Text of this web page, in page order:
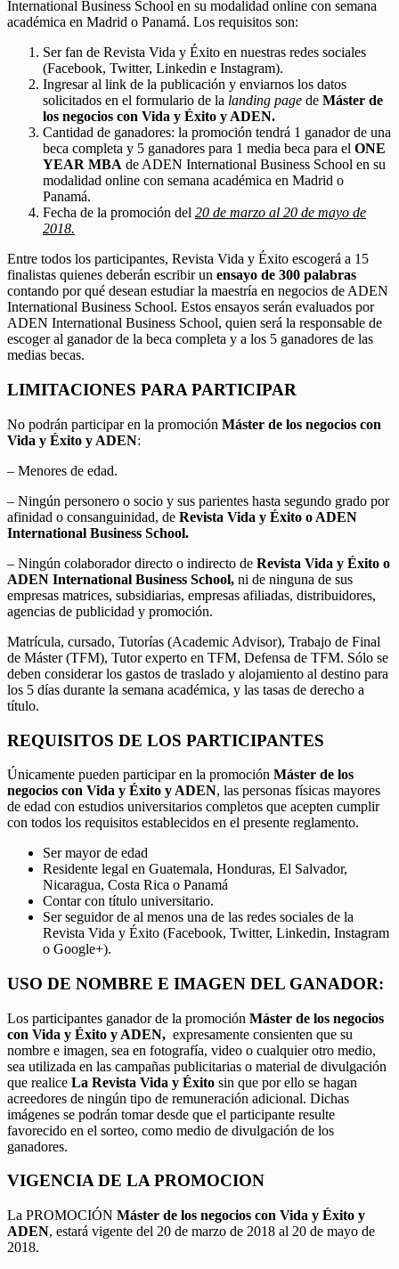
International Business School en su modalidad online con semana
académica en Madrid o Panamá. Los requisitos son:
Ser fan de Revista Vida y Éxito en nuestras redes sociales
(Facebook, Twitter, Linkedin e Instagram).
Ingresar al link de la publicación y enviarnos los datos
solicitados en el formulario de la landing page de Máster de
los negocios con Vida y Éxito y ADEN.
Cantidad de ganadores: la promoción tendrá 1 ganador de una
beca completa y 5 ganadores para 1 media beca para el ONE
YEAR MBA de ADEN International Business School en su
modalidad online con semana académica en Madrid o
Panamá.
Fecha de la promoción del 20 de marzo al 20 de mayo de
2018.
Entre todos los participantes, Revista Vida y Éxito escogerá a 15
finalistas quienes deberán escribir un ensayo de 300 palabras
contando por qué desean estudiar la maestría en negocios de ADEN
International Business School. Estos ensayos serán evaluados por
ADEN International Business School, quien será la responsable de
escoger al ganador de la beca completa y a los 5 ganadores de las
medias becas.
LIMITACIONES PARA PARTICIPAR
No podrán participar en la promoción Máster de los negocios con
Vida y Éxito y ADEN:
– Menores de edad.
– Ningún personero o socio y sus parientes hasta segundo grado por
afinidad o consanguinidad, de Revista Vida y Éxito o ADEN
International Business School.
– Ningún colaborador directo o indirecto de Revista Vida y Éxito o
ADEN International Business School, ni de ninguna de sus
empresas matrices, subsidiarias, empresas afiliadas, distribuidores,
agencias de publicidad y promoción.
Matrícula, cursado, Tutorías (Academic Advisor), Trabajo de Final
de Máster (TFM), Tutor experto en TFM, Defensa de TFM. Sólo se
deben considerar los gastos de traslado y alojamiento al destino para
los 5 días durante la semana académica, y las tasas de derecho a
título.
REQUISITOS DE LOS PARTICIPANTES
Únicamente pueden participar en la promoción Máster de los
negocios con Vida y Éxito y ADEN, las personas físicas mayores
de edad con estudios universitarios completos que acepten cumplir
con todos los requisitos establecidos en el presente reglamento.
Ser mayor de edad
Residente legal en Guatemala, Honduras, El Salvador,
Nicaragua, Costa Rica o Panamá
Contar con título universitario.
Ser seguidor de al menos una de las redes sociales de la
Revista Vida y Éxito (Facebook, Twitter, Linkedin, Instagram
o Google+).
USO DE NOMBRE E IMAGEN DEL GANADOR:
Los participantes ganador de la promoción Máster de los negocios
con Vida y Éxito y ADEN, expresamente consienten que su
nombre e imagen, sea en fotografía, video o cualquier otro medio,
sea utilizada en las campañas publicitarias o material de divulgación
que realice La Revista Vida y Éxito sin que por ello se hagan
acreedores de ningún tipo de remuneración adicional. Dichas
imágenes se podrán tomar desde que el participante resulte
favorecido en el sorteo, como medio de divulgación de los
ganadores.
VIGENCIA DE LA PROMOCION
La PROMOCIÓN Máster de los negocios con Vida y Éxito y
ADEN, estará vigente del 20 de marzo de 2018 al 20 de mayo de
2018.